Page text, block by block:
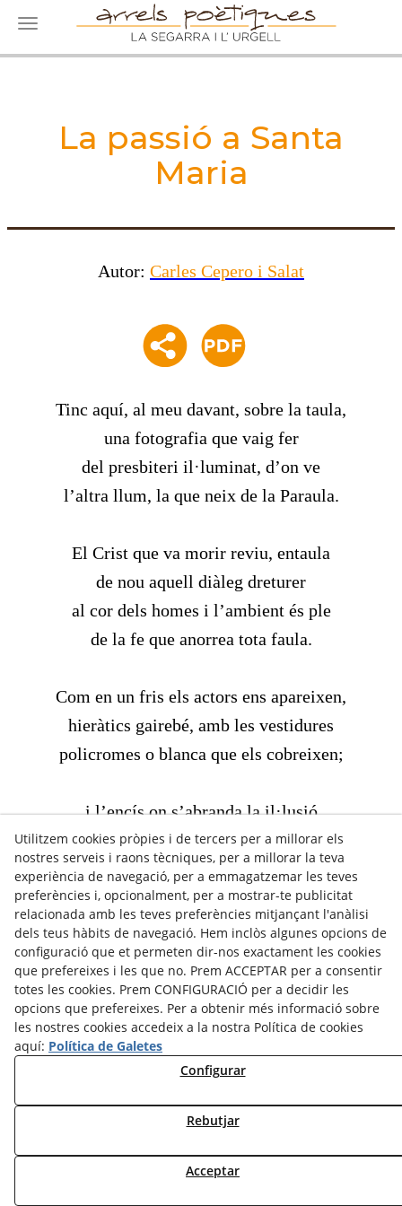
Toggle navigation
La passió a Santa
Maria
Autor: Carles Cepero i Salat
Tinc aquí, al meu davant, sobre la taula,
una fotografia que vaig fer
del presbiteri il·luminat, d’on ve
l’altra llum, la que neix de la Paraula.
El Crist que va morir reviu, entaula
de nou aquell diàleg dreturer
al cor dels homes i l’ambient és ple
de la fe que anorrea tota faula.
Com en un fris els actors ens apareixen,
hieràtics gairebé, amb les vestidures
policromes o blanca que els cobreixen;
i l’encís on s’abranda la il·lusió
d’uns moments, ens retorna a les més pures
essències medievals de la Passió.
"La ciutat màgica", (1992)
Comparteix-ho:
Avís legal
Política Cookies Política de Privacitat
Utilitzem cookies pròpies i de tercers per a millorar els
nostres serveis i raons tècniques, per a millorar la teva
experiència de navegació, per a emmagatzemar les teves
preferències i, opcionalment, per a mostrar-te publicitat
relacionada amb les teves preferències mitjançant l'anàlisi
dels teus hàbits de navegació. Hem inclòs algunes opcions de
configuració que et permeten dir-nos exactament les cookies
que prefereixes i les que no. Prem ACCEPTAR per a consentir
totes les cookies. Prem CONFIGURACIÓ per a decidir les
opcions que prefereixes. Per a obtenir més informació sobre
les nostres cookies accedeix a la nostra Política de cookies
aquí: Política de Galetes
Configurar
Rebutjar
Acceptar